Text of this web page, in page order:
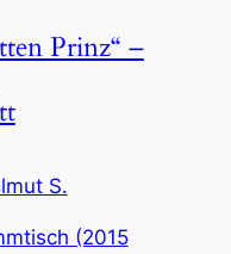
Prinz“ –
S.
(2015